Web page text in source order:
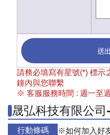
送
請務必填寫有星號(*) 標示
鐘內與您聯繫
※ 客服服務時間 : 週一至
晟弘科技有限公
行動條碼
※如何加入好